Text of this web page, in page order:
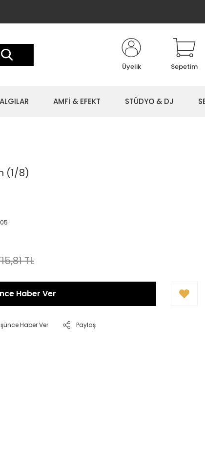
Üyelik Sepetim
AMFİ & EFEKT STÜDYO & DJ
(1/8)
TL
Haber Ver
Haber Ver Paylaş